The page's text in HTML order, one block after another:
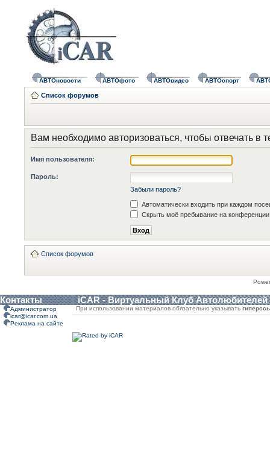
АВТОновости АВТОфото АВТОвидео АВТОспорт
Список форумов
Вам необходимо авторизоваться, чтобы отвечать в
Имя пользователя:
Пароль:
Забыли пароль?
Автоматически входить при каждом
Скрыть моё пребывание на конференции
Список форумов
Контакты iCAR - Виртуальный Клуб Автолюбителей
Администратор
icar@icar.com.ua
Реклама на сайте
При использовании материалов обязательно указывать